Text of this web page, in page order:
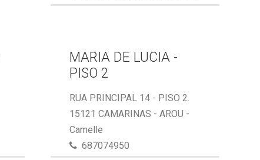
MARIA DE LUCIA -
PISO 2
RUA PRINCIPAL 14 - PISO 2.
15121 CAMARINAS - AROU -
Camelle
687074950